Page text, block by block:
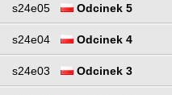
s24e05 Odcinek 5
s24e04 Odcinek 4
s24e03 Odcinek 3